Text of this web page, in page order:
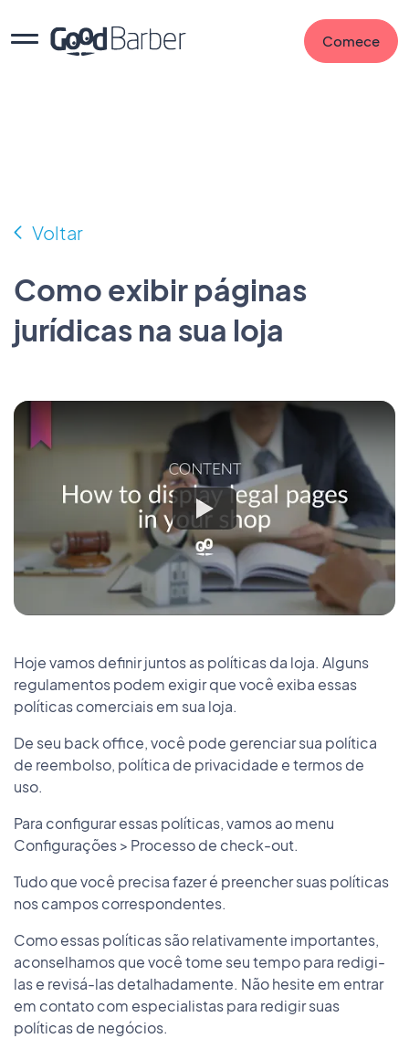
Comece
Voltar
Como exibir páginas
jurídicas na sua loja
Hoje vamos definir juntos as políticas da loja. Alguns
regulamentos podem exigir que você exiba essas
políticas comerciais em sua loja.
De seu back office, você pode gerenciar sua política
de reembolso, política de privacidade e termos de
uso.
Para configurar essas políticas, vamos ao menu
Configurações > Processo de check-out.
Tudo que você precisa fazer é preencher suas políticas
nos campos correspondentes.
Como essas políticas são relativamente importantes,
aconselhamos que você tome seu tempo para redigi-
las e revisá-las detalhadamente. Não hesite em entrar
em contato com especialistas para redigir suas
políticas de negócios.